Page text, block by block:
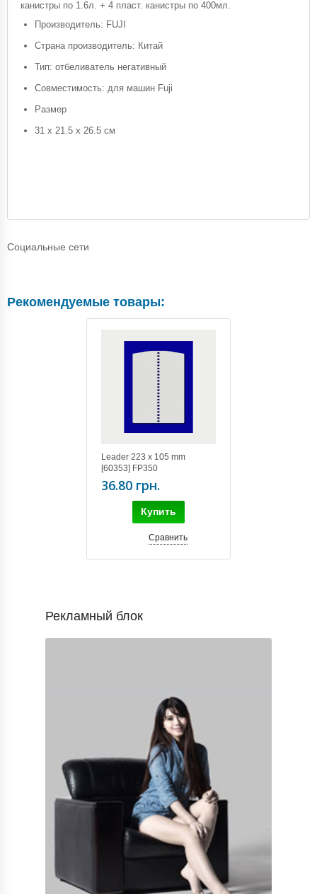
канистры по 1.6л. + 4 пласт. канистры по 400мл.
Производитель: FUJI
Страна производитель: Китай
Тип: отбеливатель негативный
Совместимость: для машин Fuji
Размер
31 х 21.5 х 26.5 см
Социальные сети
Рекомендуемые товары:
Leader 223 x 105 mm
[60353] FP350
36.80 грн.
Купить
Сравнить
Рекламный блок